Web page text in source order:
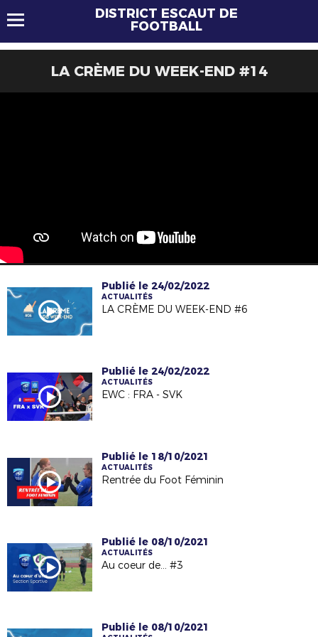
DISTRICT ESCAUT DE
FOOTBALL
LA CRÈME DU WEEK-END #14
Publié le 24/02/2022
ACTUALITÉS
LA CRÈME DU WEEK-END #6
Publié le 24/02/2022
ACTUALITÉS
EWC : FRA - SVK
Publié le 18/10/2021
ACTUALITÉS
Rentrée du Foot Féminin
Publié le 08/10/2021
ACTUALITÉS
Au coeur de... #3
Publié le 08/10/2021